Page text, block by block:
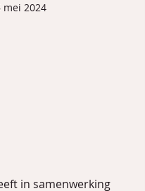
mei 2024
in samenwerking